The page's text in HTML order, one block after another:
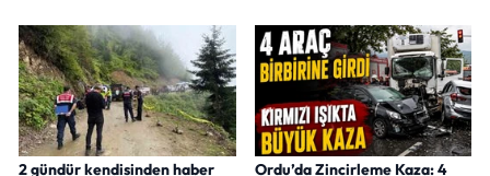
2 gündür kendisinden haber Ordu’da Zincirleme Kaza: 4